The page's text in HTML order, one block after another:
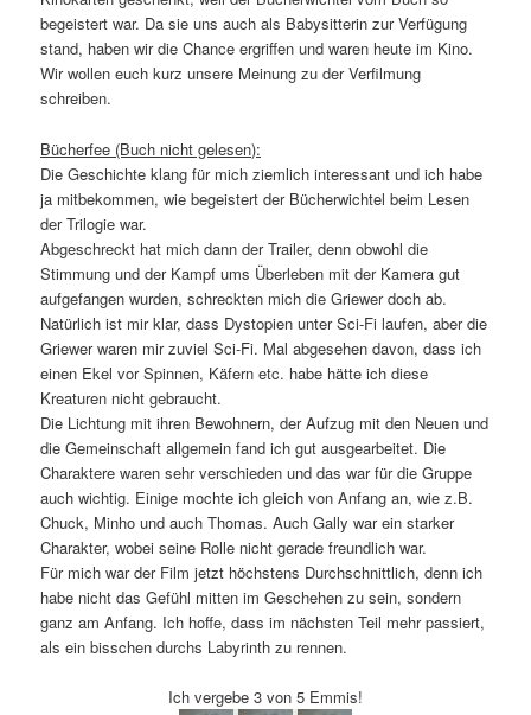
begeistert war. Da sie uns auch als Babysitterin zur Verfügung
stand, haben wir die Chance ergriffen und waren heute im Kino.
Wir wollen euch kurz unsere Meinung zu der Verfilmung
schreiben.
Bücherfee (Buch nicht gelesen):
Die Geschichte klang für mich ziemlich interessant und ich habe
ja mitbekommen, wie begeistert der Bücherwichtel beim Lesen
der Trilogie war.
Abgeschreckt hat mich dann der Trailer, denn obwohl die
Stimmung und der Kampf ums Überleben mit der Kamera gut
aufgefangen wurden, schreckten mich die Griewer doch ab.
Natürlich ist mir klar, dass Dystopien unter Sci-Fi laufen, aber die
Griewer waren mir zuviel Sci-Fi. Mal abgesehen davon, dass ich
einen Ekel vor Spinnen, Käfern etc. habe hätte ich diese
Kreaturen nicht gebraucht.
Die Lichtung mit ihren Bewohnern, der Aufzug mit den Neuen und
die Gemeinschaft allgemein fand ich gut ausgearbeitet. Die
Charaktere waren sehr verschieden und das war für die Gruppe
auch wichtig. Einige mochte ich gleich von Anfang an, wie z.B.
Chuck, Minho und auch Thomas. Auch Gally war ein starker
Charakter, wobei seine Rolle nicht gerade freundlich war.
Für mich war der Film jetzt höchstens Durchschnittlich, denn ich
habe nicht das Gefühl mitten im Geschehen zu sein, sondern
ganz am Anfang. Ich hoffe, dass im nächsten Teil mehr passiert,
als ein bisschen durchs Labyrinth zu rennen.
Ich vergebe 3 von 5 Emmis!